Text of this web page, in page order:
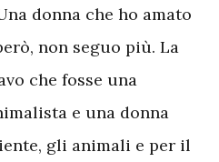
donna che ho amato
non seguo più. La
che fosse una
e una donna
gli animali e per il